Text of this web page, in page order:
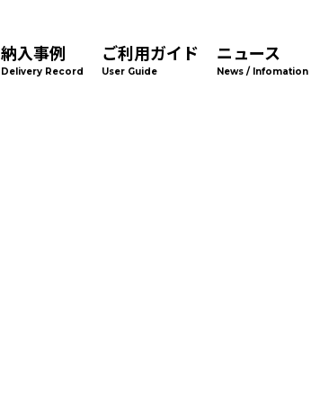
納入事例
Delivery Record
ご利用ガイド
User Guide
ニュース
News / Infomation